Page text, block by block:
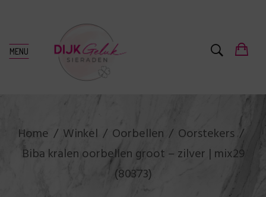
MENU
Home Winkel Oorbellen
Oorstekers
Biba kralen oorbellen groot – zilver | mix29
(80373)